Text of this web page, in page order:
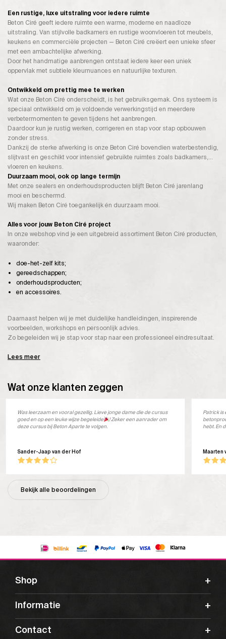
Een rustige, luxe uitstraling voor iedere ruimte
Beton Ciré geeft iedere ruimte een warme, moderne en naadloze
uitstraling. Van stijlvolle badkamers en rustige woonvloeren tot meubels,
keukens en commerciële projecten — Beton Ciré creëert een unieke sfeer
met een ambachtelijke afwerking.
Door het handmatige aanbrengen ontstaat iedere keer een uniek
oppervlak met subtiele kleurnuances en natuurlijke texturen.
Ontwikkeld om prettig mee te werken
Wat onze Beton Ciré onderscheidt, is het gebruiksgemak. Ons systeem is
speciaal ontwikkeld om je voldoende verwerkingstijd en meerdere
verbetermomenten te geven tijdens het aanbrengen.
Daardoor kun je rustig werken, corrigeren en stap voor stap opbouwen
zonder stress.
Dankzij de sterke afwerking is onze Beton Ciré bovendien waterbestendig,
slijtvast en geschikt voor intensief gebruikte ruimtes zoals badkamers,
vloeren en keukens.
Duurzaam mooi, ook op lange termijn
Met onze sealers en onderhoudsproducten blijft Beton Ciré jarenlang
mooi en beschermd.
Wij maken Beton Ciré toegankelijk én duurzaam mooi.
Alles voor jouw Beton Ciré project
In onze webshop vind je een uitgebreid assortiment Beton Ciré producten,
waaronder:
doe-het-zelf kits;
gereedschappen;
onderhoudsproducten;
en accessoires.
Daarnaast helpen wij je met duidelijke handleidingen, inspirerende
voorbeelden, workshops en persoonlijk advies.
Zo begeleiden wij je stap voor stap naar een professioneel eindresultaat.
Lees meer
Wat onze klanten zeggen
Sander-Jaap van der Hof
Was leerzaam en vooral gezellig. Lieve jonge dame die de cursus
goed en op een leuke wijze begeleide
! Zeker een aanrader om
deze cursus bij Beton Aparte te volgen.
Maarten
Patrick is
hebt. En
Bekijk alle beoordelingen
Shop
Informatie
Contact